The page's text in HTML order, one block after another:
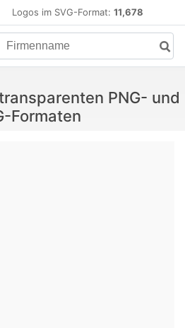
Logos im SVG-Format: 11,678
PNG- und
Formaten